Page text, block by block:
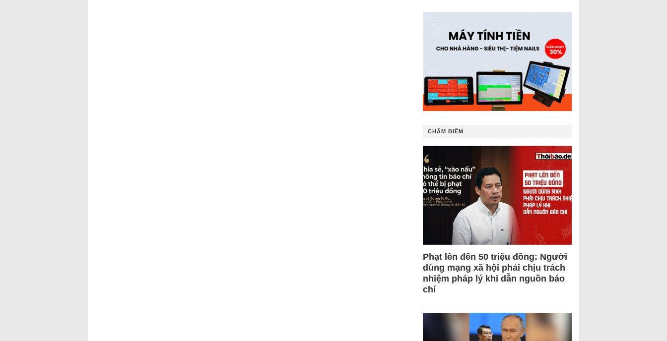
CHÂM BIẾM
Phạt lên đến 50 triệu đồng: Người
dùng mạng xã hội phải chịu trách
nhiệm pháp lý khi dẫn nguồn báo
chí